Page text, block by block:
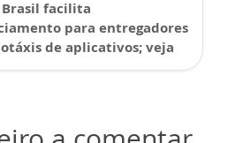
Brasil facilita
para entregadores
de aplicativos; veja